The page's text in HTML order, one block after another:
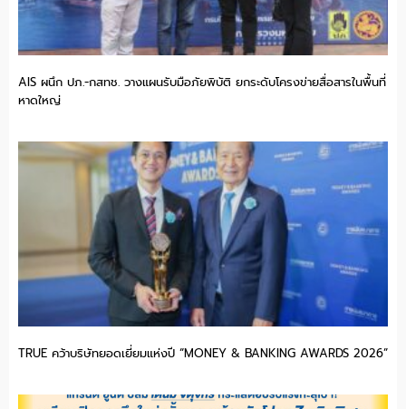
AIS ผนึก ปภ.-กสทช. วางแผนรับมือภัยพิบัติ ยกระดับโครงข่ายสื่อสารในพื้นที่
หาดใหญ่
TRUE คว้าบริษัทยอดเยี่ยมแห่งปี “MONEY & BANKING AWARDS 2026”